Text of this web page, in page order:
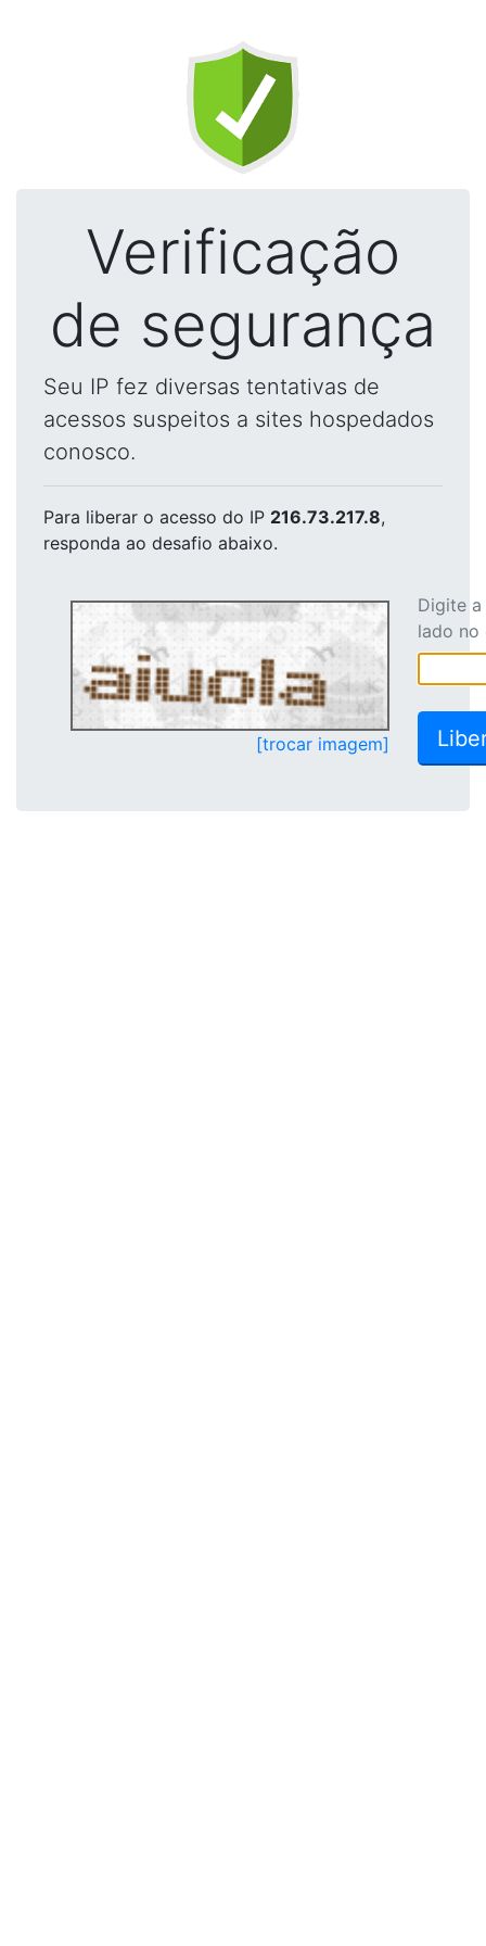
Verificação
de segurança
Seu IP fez diversas tentativas de
acessos suspeitos a sites hospedados
conosco.
Para liberar o acesso do IP 216.73.217.8,
responda ao desafio abaixo.
[trocar imagem]
Digite
lado no